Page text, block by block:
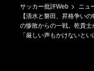
サッカー批評Web ニュ
【清水と磐田、昇格争い
の惨敗からの一戦。乾貴士
「厳しい声もかけないと